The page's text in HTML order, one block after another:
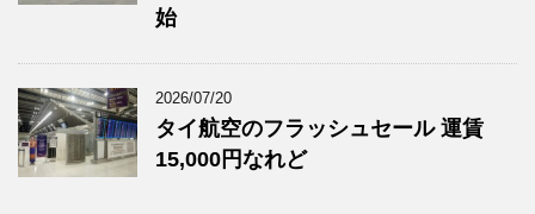
始
2026/07/20
タイ航空のフラッシュセール 運賃
15,000円なれど